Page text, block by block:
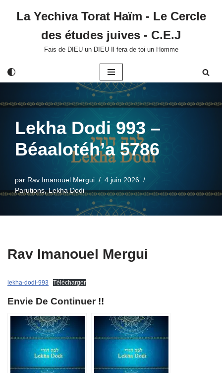
La Yechiva Torat Haïm - Le Cercle
des études juives - C.E.J
Fais de DIEU un DIEU Il fera de toi un Homme
Lekha Dodi 993 –
Béaalotéh’a 5786
par Rav Imanouel Mergui
4 juin 2026
Parutions,Lekha Dodi
Rav Imanouel Mergui
lekha-dodi-993 Télécharger
Envie De Continuer !!